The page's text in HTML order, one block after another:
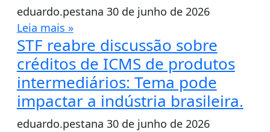
eduardo.pestana 30 de junho de 2026
Leia mais »
STF reabre discussão sobre
créditos de ICMS de produtos
intermediários: Tema pode
impactar a indústria brasileira.
eduardo.pestana 30 de junho de 2026